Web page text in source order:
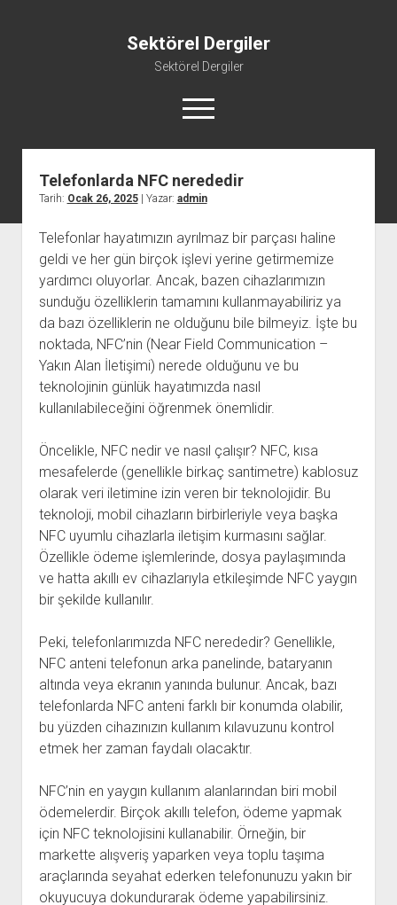
Sektörel Dergiler
Sektörel Dergiler
menüyü
aç
Linkedin Beğeni Atma Ücretsiz
Sayfa Listesi
Twitter Gizli Yanıt Görme
Youtube Beğeni Yükseltme Hilesi
Telefonlarda NFC nerededir
Tarih: Ocak 26, 2025| Yazar: admin
Telefonlar hayatımızın ayrılmaz bir parçası haline
geldi ve her gün birçok işlevi yerine getirmemize
yardımcı oluyorlar. Ancak, bazen cihazlarımızın
sunduğu özelliklerin tamamını kullanmayabiliriz ya
da bazı özelliklerin ne olduğunu bile bilmeyiz. İşte bu
noktada, NFC’nin (Near Field Communication –
Yakın Alan İletişimi) nerede olduğunu ve bu
teknolojinin günlük hayatımızda nasıl
kullanılabileceğini öğrenmek önemlidir.
Öncelikle, NFC nedir ve nasıl çalışır? NFC, kısa
mesafelerde (genellikle birkaç santimetre) kablosuz
olarak veri iletimine izin veren bir teknolojidir. Bu
teknoloji, mobil cihazların birbirleriyle veya başka
NFC uyumlu cihazlarla iletişim kurmasını sağlar.
Özellikle ödeme işlemlerinde, dosya paylaşımında
ve hatta akıllı ev cihazlarıyla etkileşimde NFC yaygın
bir şekilde kullanılır.
Peki, telefonlarımızda NFC nerededir? Genellikle,
NFC anteni telefonun arka panelinde, bataryanın
altında veya ekranın yanında bulunur. Ancak, bazı
telefonlarda NFC anteni farklı bir konumda olabilir,
bu yüzden cihazınızın kullanım kılavuzunu kontrol
etmek her zaman faydalı olacaktır.
NFC’nin en yaygın kullanım alanlarından biri mobil
ödemelerdir. Birçok akıllı telefon, ödeme yapmak
için NFC teknolojisini kullanabilir. Örneğin, bir
markette alışveriş yaparken veya toplu taşıma
araçlarında seyahat ederken telefonunuzu yakın bir
okuyucuya dokundurarak ödeme yapabilirsiniz.